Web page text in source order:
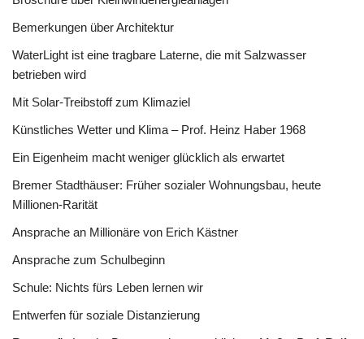
Bemerkungen über Architektur
WaterLight ist eine tragbare Laterne, die mit Salzwasser
betrieben wird
Mit Solar-Treibstoff zum Klimaziel
Künstliches Wetter und Klima – Prof. Heinz Haber 1968
Ein Eigenheim macht weniger glücklich als erwartet
Bremer Stadthäuser: Früher sozialer Wohnungsbau, heute
Millionen-Rarität
Ansprache an Millionäre von Erich Kästner
Ansprache zum Schulbeginn
Schule: Nichts fürs Leben lernen wir
Entwerfen für soziale Distanzierung